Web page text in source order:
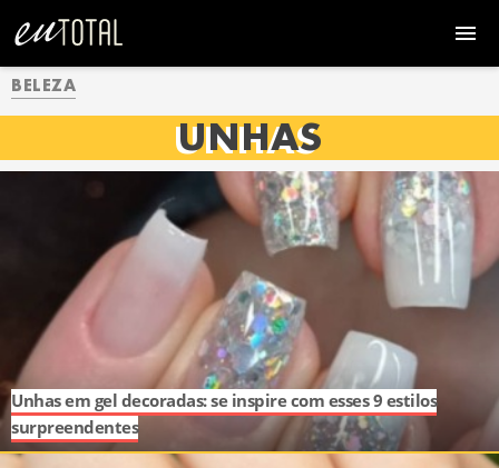
BELEZA
UNHAS
Unhas em gel decoradas: se inspire com esses 9 estilos
surpreendentes